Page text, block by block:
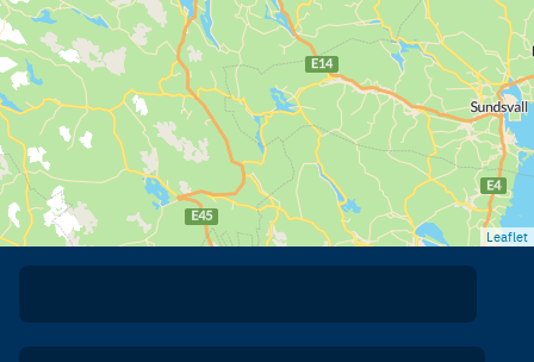
Leaflet